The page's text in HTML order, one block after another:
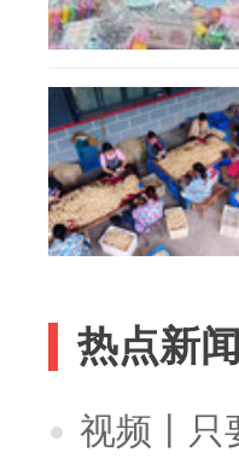
热点新闻
视频丨只